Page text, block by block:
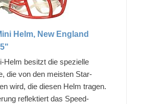
Helm, New England
Helm besitzt die spezielle
die von den meisten Star-
wird, die diesen Helm tragen.
reflektiert das Speed-